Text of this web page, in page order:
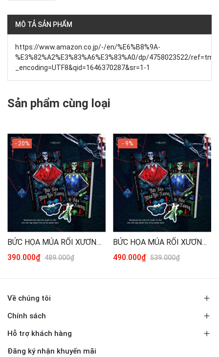
MÔ TẢ SẢN PHẨM
https://www.amazon.co.jp/-/en/%E6%B8%9A-
%E3%82%A2%E3%83%A6%E3%83%A0/dp/4758023522/
_encoding=UTF8&qid=1646370287&sr=1-1
Sản phẩm cùng loại
- 20%
BỨC HỌA MÚA RỐI XƯƠNG - TÁI BẢN 2026 (TRỌN BỘ 2 TẬP) [THƯỜNG]
390.000₫ 489.000₫
- 9%
BỨC HỌA MÚA RỐI XƯƠNG - TÁI BẢN 2026 (TRỌN BỘ 2 TẬP) [ĐẶC BIỆT]
490.000₫ 539.000₫
Về chúng tôi
Chính sách
Hỗ trợ khách hàng
Đăng ký nhận khuyến mãi